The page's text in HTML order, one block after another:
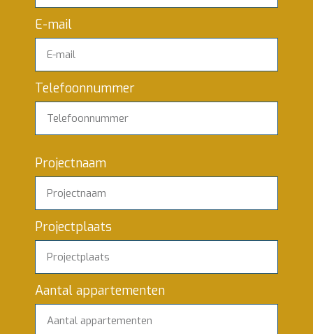
E-mail
Telefoonnummer
Projectnaam
Projectplaats
Aantal appartementen